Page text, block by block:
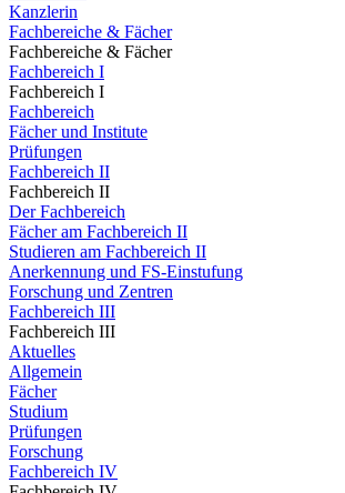
Kanzlerin
Fachbereiche & Fächer
Fachbereiche & Fächer
Fachbereich I
Fachbereich I
Fachbereich
Fächer und Institute
Prüfungen
Fachbereich II
Fachbereich II
Der Fachbereich
Fächer am Fachbereich II
Studieren am Fachbereich II
Anerkennung und FS-Einstufung
Forschung und Zentren
Fachbereich III
Fachbereich III
Aktuelles
Allgemein
Fächer
Studium
Prüfungen
Forschung
Fachbereich IV